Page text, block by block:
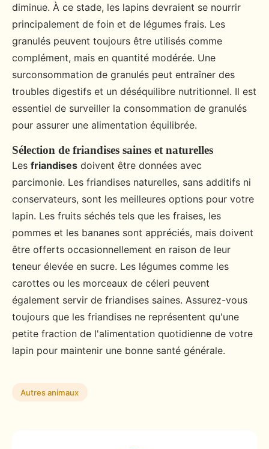
diminue. À ce stade, les lapins devraient se nourrir
principalement de foin et de légumes frais. Les
granulés peuvent toujours être utilisés comme
complément, mais en quantité modérée. Une
surconsommation de granulés peut entraîner des
troubles digestifs et un déséquilibre nutritionnel. Il est
essentiel de surveiller la consommation de granulés
pour assurer une alimentation équilibrée.
Sélection de friandises saines et naturelles
Les friandises doivent être données avec
parcimonie. Les friandises naturelles, sans additifs ni
conservateurs, sont les meilleures options pour votre
lapin. Les fruits séchés tels que les fraises, les
pommes et les bananes sont appréciés, mais doivent
être offerts occasionnellement en raison de leur
teneur élevée en sucre. Les légumes comme les
carottes ou les morceaux de céleri peuvent
également servir de friandises saines. Assurez-vous
toujours que les friandises ne représentent qu'une
petite fraction de l'alimentation quotidienne de votre
lapin pour maintenir une bonne santé générale.
Autres animaux